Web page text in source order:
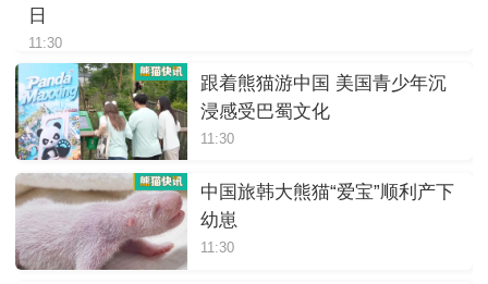
日
11:30
跟着熊猫游中国 美国青少年沉
浸感受巴蜀文化
11:30
中国旅韩大熊猫“爱宝”顺利产下
幼崽
11:30